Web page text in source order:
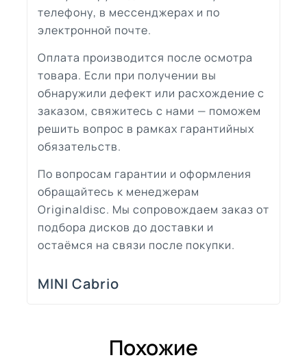
телефону, в мессенджерах и по
электронной почте.
Оплата производится после осмотра
товара. Если при получении вы
обнаружили дефект или расхождение с
заказом, свяжитесь с нами — поможем
решить вопрос в рамках гарантийных
обязательств.
По вопросам гарантии и оформления
обращайтесь к менеджерам
Originaldisc. Мы сопровождаем заказ от
подбора дисков до доставки и
остаёмся на связи после покупки.
MINI Cabrio
Похожие